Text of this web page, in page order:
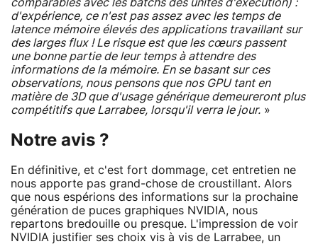
comparables avec les batchs des unités d'execution) :
d'expérience, ce n'est pas assez avec les temps de
latence mémoire élevés des applications travaillant sur
des larges flux ! Le risque est que les cœurs passent
une bonne partie de leur temps à attendre des
informations de la mémoire. En se basant sur ces
observations, nous pensons que nos GPU tant en
matière de 3D que d'usage générique demeureront plus
compétitifs que Larrabee, lorsqu'il verra le jour. »
Notre avis ?
En définitive, et c'est fort dommage, cet entretien ne
nous apporte pas grand-chose de croustillant. Alors
que nous espérions des informations sur la prochaine
génération de puces graphiques NVIDIA, nous
repartons bredouille ou presque. L'impression de voir
NVIDIA justifier ses choix vis à vis de Larrabee, un